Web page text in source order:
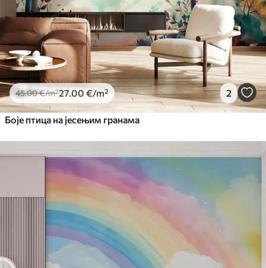
Premium Vinil
65.0039.00€/m²
Peel and Stick
81.6749.00€/m²
45.00€/m²27 .00 €/m² 2
Боје птица на јесењим гранама